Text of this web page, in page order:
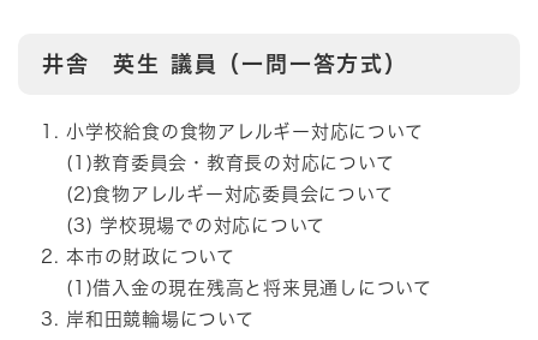
井舎 英生 議員（一問一答方式）
小学校給食の食物アレルギー対応について
(1)教育委員会・教育長の対応について
(2)食物アレルギー対応委員会について
(3) 学校現場での対応について
本市の財政について
(1)借入金の現在残高と将来見通しについて
岸和田競輪場について